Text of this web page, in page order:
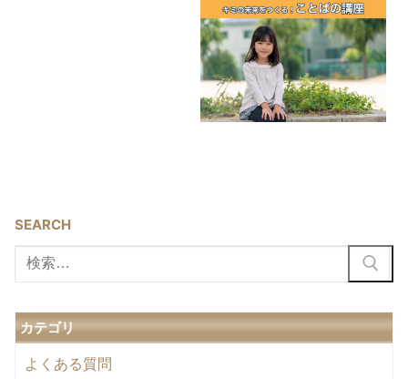
SEARCH
検
索:
カテゴリ
よくある質問